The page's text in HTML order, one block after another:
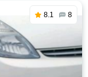
8.1 8